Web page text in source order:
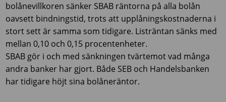
bolånevillkoren sänker SBAB räntorna på alla bolån
oavsett bindningstid, trots att upplåningskostnaderna i
stort sett är samma som tidigare. Listräntan sänks med
mellan 0,10 och 0,15 procentenheter.
SBAB gör i och med sänkningen tvärtemot vad många
andra banker har gjort. Både SEB och Handelsbanken
har tidigare höjt sina bolåneräntor.